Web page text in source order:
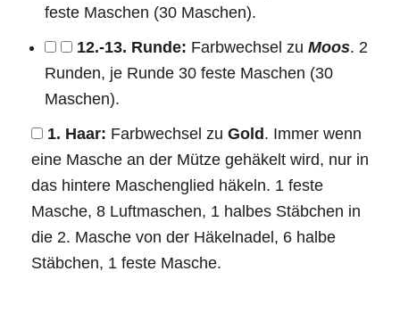
feste Maschen (30 Maschen).
12.-13. Runde: Farbwechsel zu Moos. 2
Runden, je Runde 30 feste Maschen (30
Maschen).
1. Haar: Farbwechsel zu Gold. Immer wenn
eine Masche an der Mütze gehäkelt wird, nur in
das hintere Maschenglied häkeln. 1 feste
Masche, 8 Luftmaschen, 1 halbes Stäbchen in
die 2. Masche von der Häkelnadel, 6 halbe
Stäbchen, 1 feste Masche.